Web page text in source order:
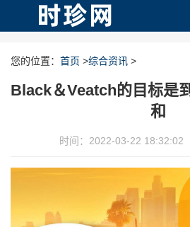
您的位置： 首页 >综合资讯 >
Black＆Veatch的目标是
和
时间：2022-03-22 18:32:02